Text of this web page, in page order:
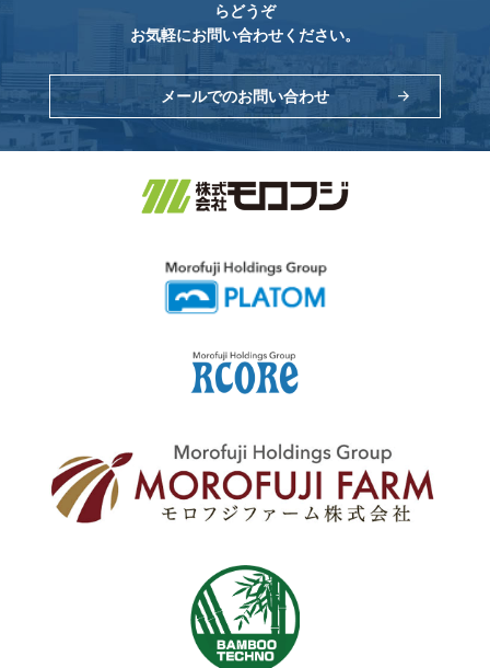
らどうぞ
お気軽にお問い合わせください。
メールでのお問い合わせ